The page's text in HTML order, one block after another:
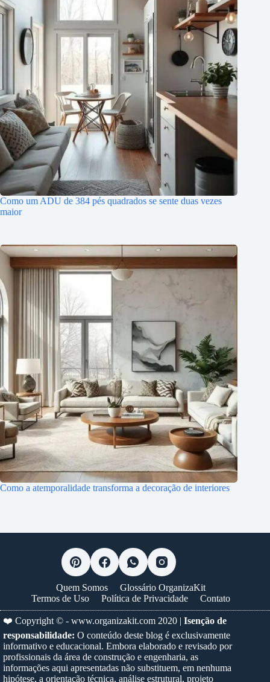
Como um ADU de 384 pés quadrados se sente duas vezes
maior
Como a atemporalidade transforma a decoração de interiores
Quem Somos
Glossário OrganizaKit
Termos de Uso
Política de Privacidade Contato
❤️ Copyright © - www.organizakit.com 2020 | Isenção de
responsabilidade: O conteúdo deste blog é exclusivamente
informativo e educacional. Embora elaborado e revisado por
profissionais da área de construção e engenharia, as
informações aqui apresentadas não substituem, em nenhuma
hipótese, a orientação técnica, análise estrutural, projeto